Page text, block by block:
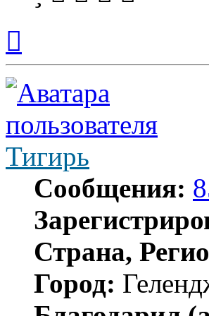
началу
Тигирь
Сообщения:
Страна,
Город: